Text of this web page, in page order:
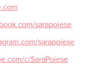
sarapoiese
sarapoiese
c/SaraPoiese